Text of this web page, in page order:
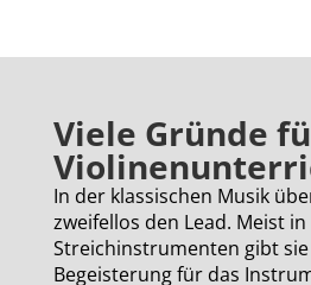
Viele Gründe
In der klassischen Musik
zweifellos den Lead. Meist
Streichinstrumenten gibt
Begeisterung für das